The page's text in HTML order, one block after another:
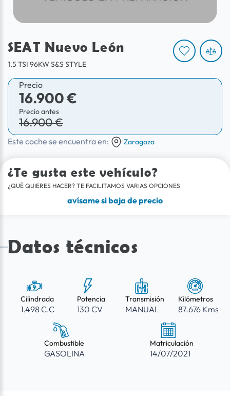
SEAT Nuevo León
1.5 TSI 96KW S&S STYLE
Precio
16.900 €
Precio antes
16.900 €
Este coche se encuentra en: Zaragoza
¿Te gusta este vehículo?
¿QUÉ QUIERES HACER? TE FACILITAMOS VARIAS OPCIONES
avísame si baja de precio
Datos técnicos
Cilindrada
1.498 C.C
Potencia
130 CV
Transmisión
MANUAL
Kilómetros
87.676 Kms
Combustible
GASOLINA
Matriculación
14/07/2021